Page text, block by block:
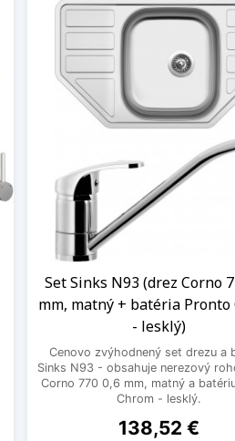
Set Sinks N93 (drez Corno
mm, matný + batéria Pronto
- lesklý)
Cenovo zvýhodnený set drezu a
Sinks N93 - obsahuje nerezový
Corno 770 0,6 mm, matný a
Chrom - lesklý.
Cena
138,52 €